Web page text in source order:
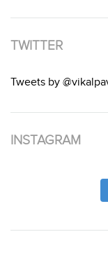
TWITTER
Tweets by
INSTAGRAM